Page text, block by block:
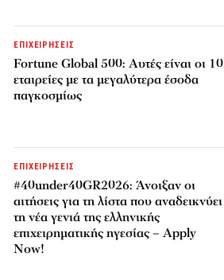
ΕΠΙΧΕΙΡΗΣΕΙΣ
Fortune Global 500: Αυτές είναι οι 10
εταιρείες με τα μεγαλύτερα έσοδα
παγκοσμίως
ΕΠΙΧΕΙΡΗΣΕΙΣ
#40under40GR2026: Άνοιξαν οι
αιτήσεις για τη λίστα που αναδεικνύει
τη νέα γενιά της ελληνικής
επιχειρηματικής ηγεσίας – Apply
Now!